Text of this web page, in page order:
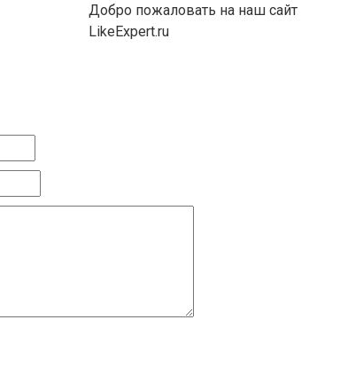
Добро пожаловать на наш сайт
LikeExpert.ru